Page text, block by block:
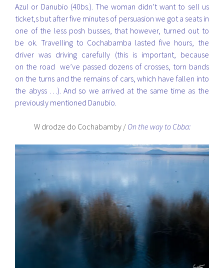
Azul or Danubio (40bs.). The woman didn’t want to sell us
ticket,s but after five minutes of persuasion we got a seats in
one of the less posh busses, that however, turned out to
be ok. Travelling to Cochabamba lasted five hours, the
driver was driving carefully (this is important, because
on the road we’ve passed dozens of crosses, torn bands
on the turns and the remains of cars, which have fallen into
the abyss …). And so we arrived at the same time as the
previously mentioned Danubio.
W drodze do Cochabamby / On the way to Cbba: